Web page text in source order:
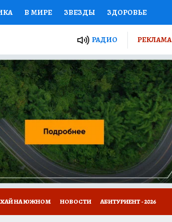
В МИРЕ ЗВЕЗДЫ ЗДОРОВЬЕ
ПРОЕКТЫ РОССИИ
ЖЕНСКИЕ СЕКРЕТЫ ПУТЕВОДИТЕЛЬ
ДЕФИЦИТ ЖЕЛЕЗА ТУРИЗМ
У НАС ГИД ПОТРЕБИТЕЛЯ ВСЕ О КП
РАДИО РЕКЛАМА
НА ЮЖНОМ НОВОСТИ АБИТУРИЕНТ - 2026